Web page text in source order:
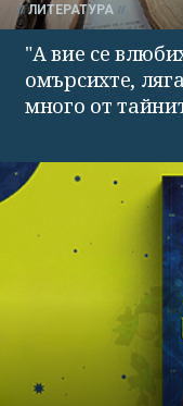
ЛИТЕРАТУРА
"А вие се
омърсихте,
много от